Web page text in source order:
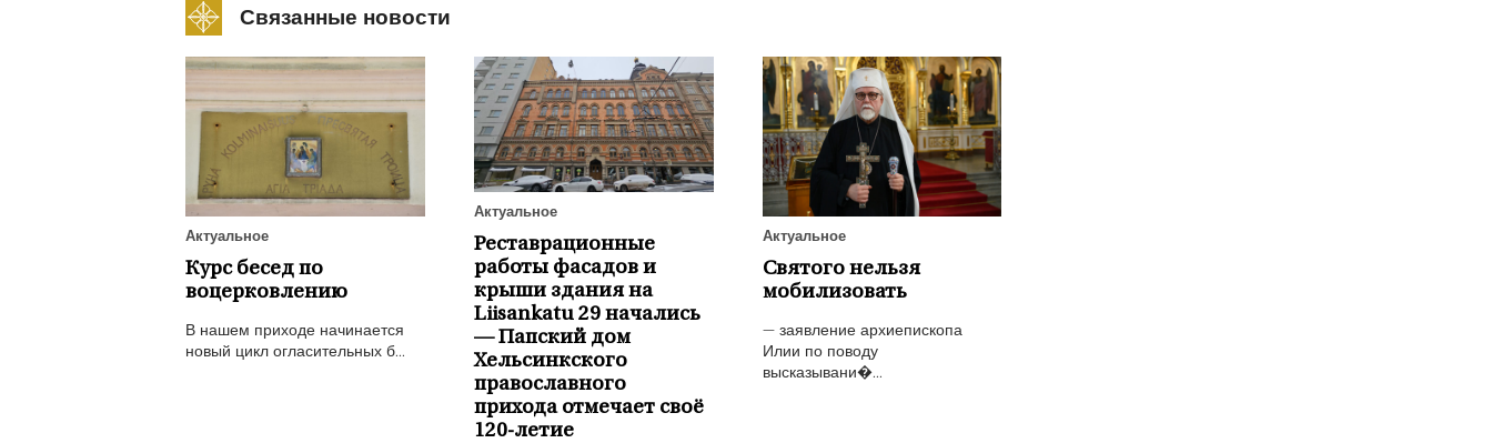
Связанные новости
Актуальное
Курс бесед по
воцерковлению
В нашем приходе начинается
новый цикл огласительных б...
Актуальное
Реставрационные
работы фасадов и
крыши здания на
Liisankatu 29 начались
— Папский дом
Хельсинкского
православного
прихода отмечает своё
120-летие
Актуальное
Святого нельзя
мобилизовать
— заявление архиепископа
Илии по поводу
высказывани�...